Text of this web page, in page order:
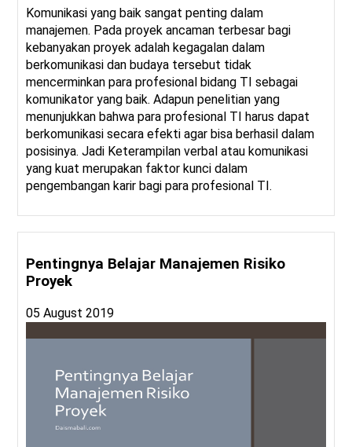
Komunikasi yang baik sangat penting dalam
manajemen. Pada proyek ancaman terbesar bagi
kebanyakan proyek adalah kegagalan dalam
berkomunikasi dan budaya tersebut tidak
mencerminkan para profesional bidang TI sebagai
komunikator yang baik. Adapun penelitian yang
menunjukkan bahwa para profesional TI harus dapat
berkomunikasi secara efekti agar bisa berhasil dalam
posisinya. Jadi Keterampilan verbal atau komunikasi
yang kuat merupakan faktor kunci dalam
pengembangan karir bagi para profesional TI.
Pentingnya Belajar Manajemen Risiko
Proyek
05 August 2019